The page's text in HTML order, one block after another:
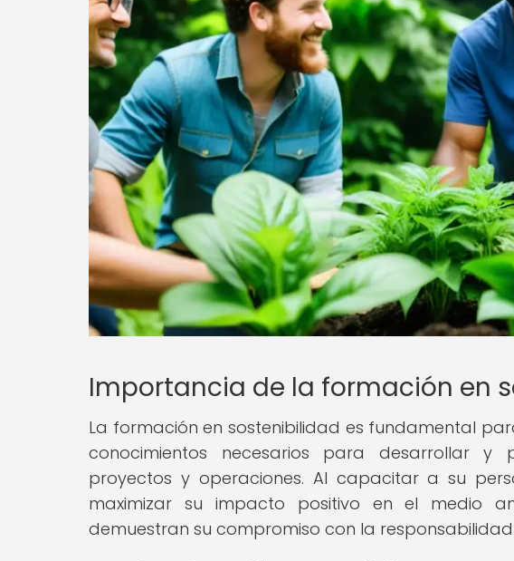
Importancia de la formación en
La formación en sostenibilidad es fundamental
conocimientos necesarios para desarrollar y
proyectos y operaciones. Al capacitar a su
maximizar su impacto positivo en el medio
demuestran su compromiso con la